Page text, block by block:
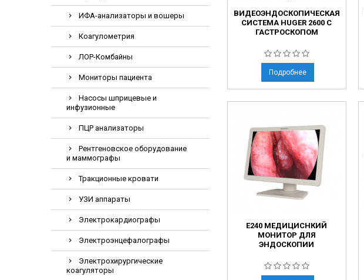
Электрокардиографы
Электроэнцефалографы
Электрохирургические коагуляторы
Экстракторы нуклеиновых кислот
ИФА-анализаторы и вошеры
Коагулометрия
ЛОР-Комбайны
Мониторы пациента
Насосы шприцевые и
инфузионные
ПЦР анализаторы
Рентгеновское оборудование
и маммографы
Тракционные кровати
УЗИ аппараты
Электрокардиографы
Электроэнцефалографы
Электрохирургические
коагуляторы
ВИДЕОЭНДОСКОПИЧЕСКАЯ
СИСТЕМА HUGER 2600 С
ГАСТРОСКОПОМ
Подробнее
E240 МЕДИЦИСНКИЙ
МОНИТОР ДЛЯ
ЭНДОСКОПИИ